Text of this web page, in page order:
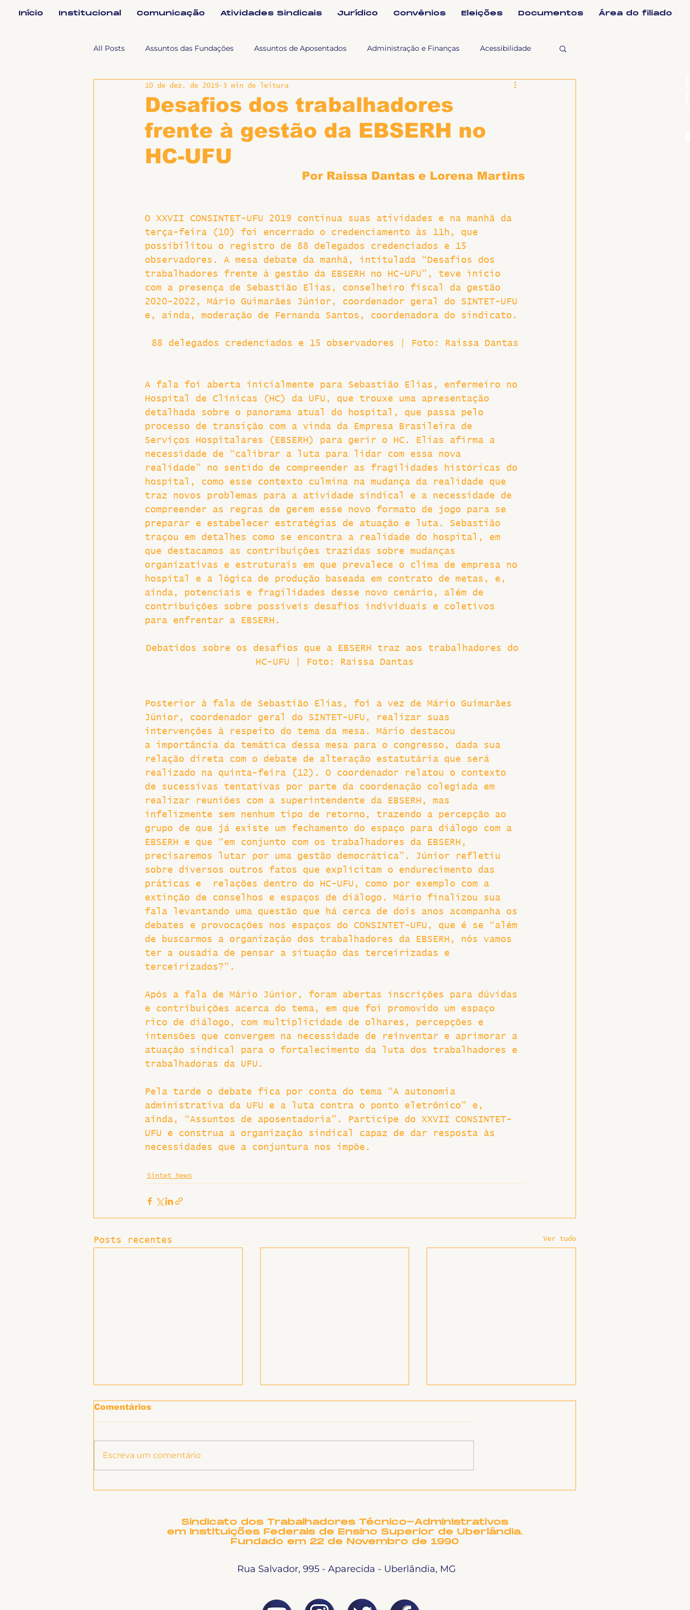
Início Institucional Comunicação Atividades Sindicais Jurídico Convênios Eleições Documentos Área do filiado
All Posts Assuntos das Fundações Assuntos de Aposentados Administração e Finanças Acessibilidade
Assuntos Jurídicos e Relação de Tra Fala SINTET-UFU
Coordenações Efetivos Documentos Formação e Relações Sindicais Mundo Ligeirinho
Politicas Socias Antirracismo
Você Sabia Divulgações
Hospitais e Saúde Pública Greve
Desafios dos trabalhadores
frente à gestão da EBSERH no
HC-UFU
10 de dez. de 2019 3 min de leitura
Por Raissa Dantas e Lorena Martins
O XXVII CONSINTET-UFU 2019 continua suas atividades e na manhã da
terça-feira (10) foi encerrado o credenciamento às 11h, que
possibilitou o registro de 88 delegados credenciados e 15
observadores. A mesa debate da manhã, intitulada “Desafios dos
trabalhadores frente à gestão da EBSERH no HC-UFU”, teve início
com a presença de Sebastião Elias, conselheiro fiscal da gestão
2020-2022, Mário Guimarães Júnior, coordenador geral do SINTET-UFU
e, ainda, moderação de Fernanda Santos, coordenadora do sindicato.
88 delegados credenciados e 15 observadores | Foto: Raissa Dantas
A fala foi aberta inicialmente para Sebastião Elias, enfermeiro no
Hospital de Clínicas (HC) da UFU, que trouxe uma apresentação
detalhada sobre o panorama atual do hospital, que passa pelo
processo de transição com a vinda da Empresa Brasileira de
Serviços Hospitalares (EBSERH) para gerir o HC. Elias afirma a
necessidade de “calibrar a luta para lidar com essa nova
realidade” no sentido de compreender as fragilidades históricas do
hospital, como esse contexto culmina na mudança da realidade que
traz novos problemas para a atividade sindical e a necessidade de
compreender as regras de gerem esse novo formato de jogo para se
preparar e estabelecer estratégias de atuação e luta. Sebastião
traçou em detalhes como se encontra a realidade do hospital, em
que destacamos as contribuições trazidas sobre mudanças
organizativas e estruturais em que prevalece o clima de empresa no
hospital e a lógica de produção baseada em contrato de metas, e,
ainda, potenciais e fragilidades desse novo cenário, além de
contribuições sobre possíveis desafios individuais e coletivos
para enfrentar a EBSERH.
Debatidos sobre os desafios que a EBSERH traz aos trabalhadores do
HC-UFU | Foto: Raissa Dantas
Posterior à fala de Sebastião Elias, foi a vez de Mário Guimarães
Júnior, coordenador geral do SINTET-UFU, realizar suas
intervenções à respeito do tema da mesa. Mário destacou
a importância da temática dessa mesa para o congresso, dada sua
relação direta com o debate de alteração estatutária que será
realizado na quinta-feira (12). O coordenador relatou o contexto
de sucessivas tentativas por parte da coordenação colegiada em
realizar reuniões com a superintendente da EBSERH, mas
infelizmente sem nenhum tipo de retorno, trazendo a percepção ao
grupo de que já existe um fechamento do espaço para diálogo com a
EBSERH e que “em conjunto com os trabalhadores da EBSERH,
precisaremos lutar por uma gestão democrática”. Júnior refletiu
sobre diversos outros fatos que explicitam o endurecimento das
práticas e  relações dentro do HC-UFU, como por exemplo com a
extinção de conselhos e espaços de diálogo. Mário finalizou sua
fala levantando uma questão que há cerca de dois anos acompanha os
debates e provocações nos espaços do CONSINTET-UFU, que é se “além
de buscarmos a organização dos trabalhadores da EBSERH, nós vamos
ter a ousadia de pensar a situação das terceirizadas e
terceirizados?”.
Após a fala de Mário Júnior, foram abertas inscrições para dúvidas
e contribuições acerca do tema, em que foi promovido um espaço
rico de diálogo, com multiplicidade de olhares, percepções e
intensões que convergem na necessidade de reinventar e aprimorar a
atuação sindical para o fortalecimento da luta dos trabalhadores e
trabalhadoras da UFU.
Pela tarde o debate fica por conta do tema “A autonomia
administrativa da UFU e a luta contra o ponto eletrônico” e,
ainda, “Assuntos de aposentadoria”. Participe do XXVII CONSINTET-
UFU e construa a organização sindical capaz de dar resposta às
necessidades que a conjuntura nos impõe.
Sintet News
Posts recentes Ver tudo
NOME?
Comentários
Escreva um comentário
Sindicato dos Trabalhadores Técnico-Administrativos
em Instituições Federais de Ensino Superior de Uberlândia.
Fundado em 22 de Novembro de 1990
Rua Salvador, 995 - Aparecida - Uberlândia, MG